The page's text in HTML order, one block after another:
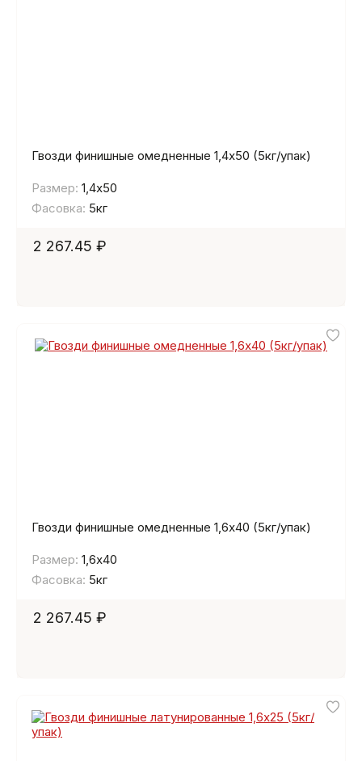
Гвозди финишные омедненные 1,4х50 (5кг/упак)
Размер: 1,4х50
Фасовка: 5кг
2 267.45 ₽
Гвозди финишные омедненные 1,6х40 (5кг/упак)
Размер: 1,6х40
Фасовка: 5кг
2 267.45 ₽